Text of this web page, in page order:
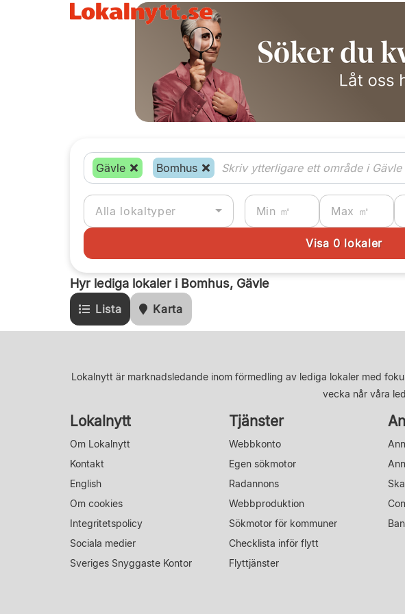
Gävle Bomhus
Alla lokaltyper
Hyr lediga lokaler i Bomhus, Gävle
Lista Karta
Lokalnytt är marknadsledande inom förmedling av lediga lokaler med
vecka når våra
Lokalnytt
Om Lokalnytt
Kontakt
English
Om cookies
Integritetspolicy
Sociala medier
Sveriges Snyggaste Kontor
Tjänster
Webbkonto
Egen sökmotor
Radannons
Webbproduktion
Sökmotor för kommuner
Checklista inför flytt
Flyttjänster